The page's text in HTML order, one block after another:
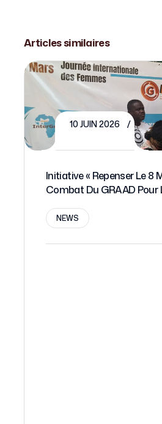
Articles similaires
10 JUIN 2026
Initiative « Repenser Le 8
Combat Du GRAAD Pour
NEWS